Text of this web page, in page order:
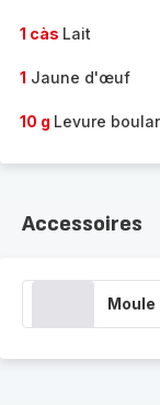
1 càs Lait
1 Jaune d'œuf
10 g Levure
Accessoires